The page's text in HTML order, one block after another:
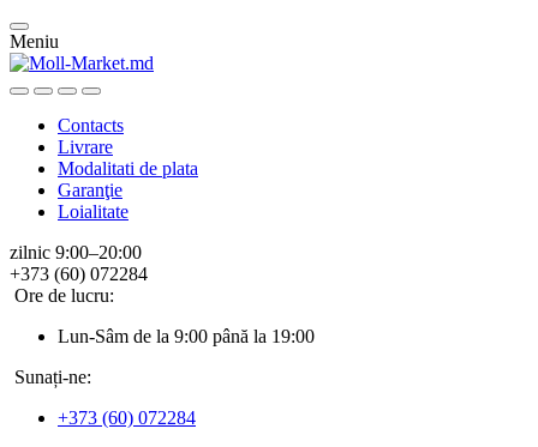
Meniu
Contacts
Livrare
Modalitati de plata
Garanţie
Loialitate
zilnic 9:00–20:00
+373 (60) 072284
Ore de lucru:
Lun-Sâm de la 9:00 până la 19:00
Sunați-ne:
+373 (60) 072284